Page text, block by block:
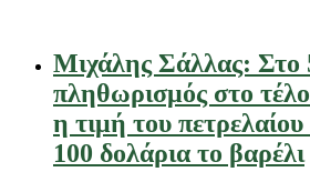
Μιχάλης Σάλλας: Στο
πληθωρισμός στο
η τιμή του
100 δολάρια το βαρέλι